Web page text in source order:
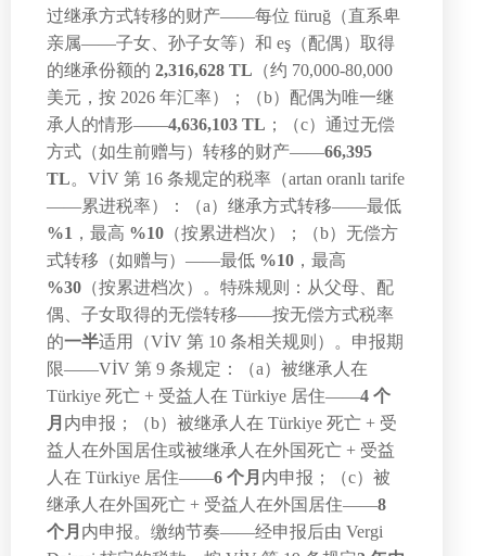
过继承方式转移的财产——每位 füruğ（直系卑
亲属——子女、孙子女等）和 eş（配偶）取得
的继承份额的 2,316,628 TL （约 70,000-80,000
美元，按 2026 年汇率）；（b）配偶为唯一继
承人的情形——4,636,103 TL ；（c）通过无偿
方式（如生前赠与）转移的财产——66,395
TL。VİV 第 16 条规定的税率（artan oranlı tarife
——累进税率）：（a）继承方式转移——最低
%1 ，最高 %10 （按累进档次）；（b）无偿方
式转移（如赠与）——最低 %10 ，最高
%30 （按累进档次）。特殊规则：从父母、配
偶、子女取得的无偿转移——按无偿方式税率
的一半适用（VİV 第 10 条相关规则）。申报期
限——VİV 第 9 条规定：（a）被继承人在
Türkiye 死亡 + 受益人在 Türkiye 居住——4 个
月 内申报；（b）被继承人在 Türkiye 死亡 + 受
益人在外国居住或被继承人在外国死亡 + 受益
人在 Türkiye 居住——6 个月 内申报；（c）被
继承人在外国死亡 + 受益人在外国居住——8
个月 内申报。缴纳节奏——经申报后由 Vergi